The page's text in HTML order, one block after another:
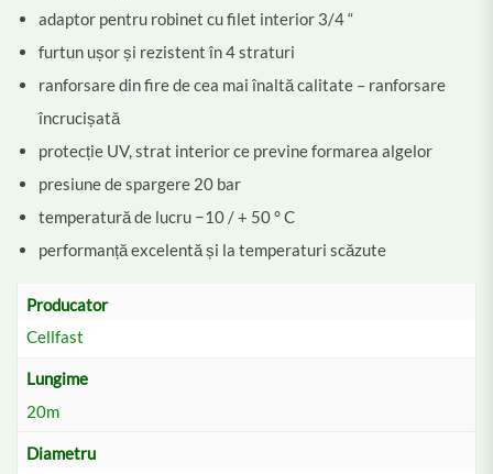
adaptor pentru robinet cu filet interior 3/4 “
furtun ușor și rezistent în 4 straturi
ranforsare din fire de cea mai înaltă calitate – ranforsare
încrucișată
protecție UV, strat interior ce previne formarea algelor
presiune de spargere 20 bar
temperatură de lucru −10 / + 50 ° C
performanță excelentă și la temperaturi scăzute
Producator
Cellfast
Lungime
20m
Diametru